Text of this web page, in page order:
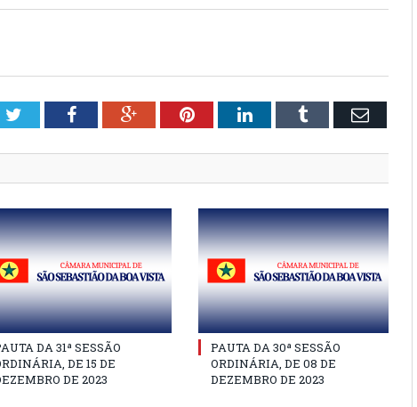
TwitterFacebookGoogle+PinterestLinkedInTumblr Email
DA 31ª SESSÃO
DE 15 DE
DE 2023
PAUTA DA 30ª SESSÃO
ORDINÁRIA, DE 08 DE
DEZEMBRO DE 2023